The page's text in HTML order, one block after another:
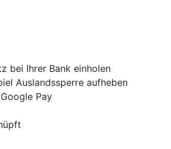
bei Ihrer Bank einholen
Auslandssperre aufheben
Pay